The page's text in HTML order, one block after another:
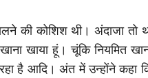
की कोशिश थी। अंदाजा तो
खाया हूं। चूंकि नियमित
है आदि। अंत में उन्होंने कहा